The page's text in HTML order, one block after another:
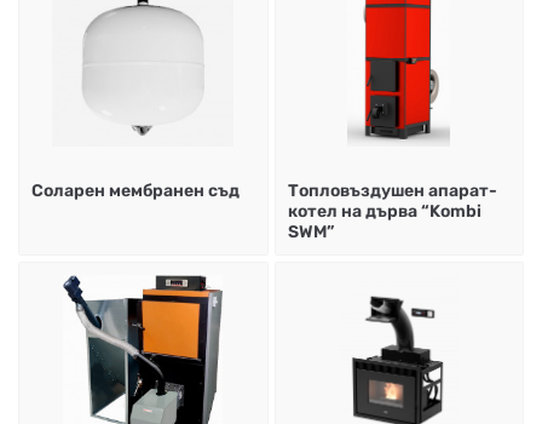
Соларен мембранен съд
Топловъздушен апарат-
котел на дърва “Kombi
SWM”